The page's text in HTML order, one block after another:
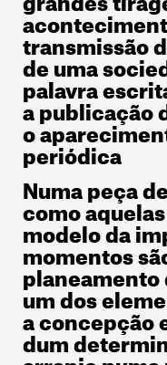
transmissão
de uma
palavra
a publicação
o
periódica
Numa peça
como
modelo da
momentos
planeamento
um dos
a concepção
dum